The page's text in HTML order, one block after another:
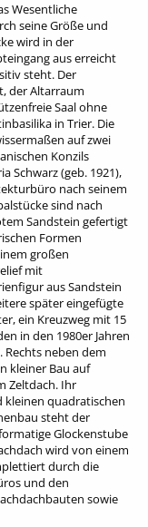
Wesentliche
seine Größe und
wird in der
aus erreicht
steht. Der
der Altarraum
Saal ohne
in Trier. Die
auf zwei
Konzils
Schwarz (geb. 1921),
nach seinem
sind nach
Sandstein gefertigt
Formen
großen
mit
aus Sandstein
später eingefügte
ein Kreuzweg mit 15
in den 1980er Jahren
Rechts neben dem
kleiner Bau auf
Zeltdach. Ihr
quadratischen
steht der
Glockenstube
wird von einem
durch die
und den
sowie